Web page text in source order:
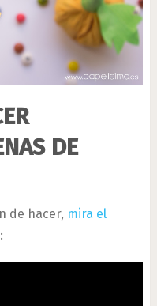
DE
de hacer, mira el